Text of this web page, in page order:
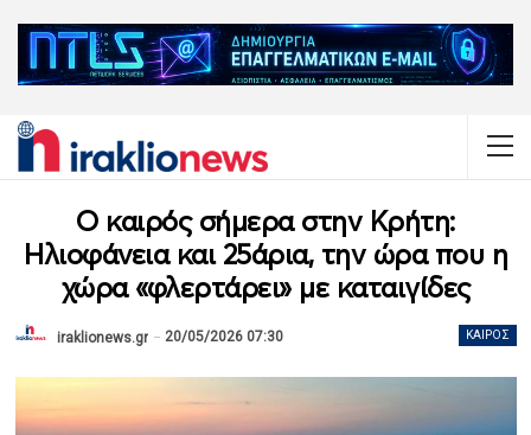
Ο καιρός σήμερα στην Κρήτη:
Ηλιοφάνεια και 25άρια, την ώρα που η
χώρα «φλερτάρει» με καταιγίδες
ΚΑΙΡΌΣ
iraklionews.gr 20/05/2026 07:30